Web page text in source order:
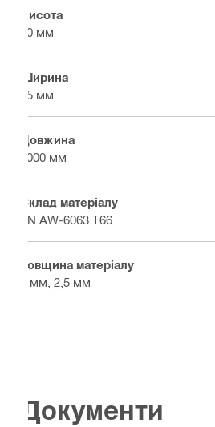
Висота
60 мм
Ширина
25 мм
Довжина
6000 мм
Склад матеріалу
EN AW-6063 T66
Товщина матеріалу
2 мм, 2,5 мм
Документи